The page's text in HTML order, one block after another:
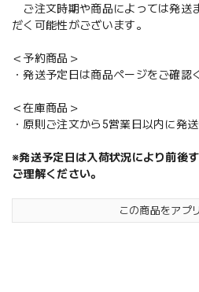
ご注文時期や商品によっては発送
だく可能性がございます。
＜予約商品＞
・発送予定日は商品ページをご確認
＜在庫商品＞
・原則ご注文から5営業日以内に発送
※発送予定日は入荷状況により前後
ご理解ください。
この商品をアプ